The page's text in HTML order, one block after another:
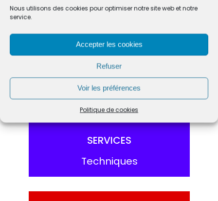
Nous utilisons des cookies pour optimiser notre site web et notre
service.
Accepter les cookies
Refuser
Voir les préférences
Politique de cookies
Et services administratifs
SERVICES
Techniques
ACCÉDER